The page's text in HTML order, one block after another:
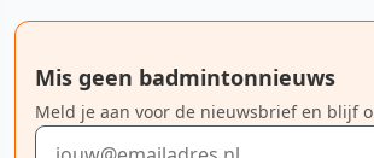
Mis geen badmintonnieuws
Meld je aan voor de nieuwsbrief en blijf
E-mailadres